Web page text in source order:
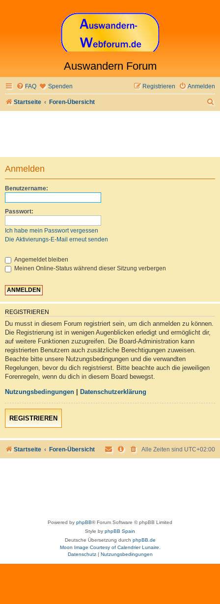
Auswandern Forum
FAQ Spenden Anmelden
Registrieren
Startseite Foren-Übersicht
Anmelden
Benutzername:
Passwort:
Ich habe mein Passwort vergessen
Die Aktivierungs-E-Mail erneut senden
Angemeldet bleiben
Meinen Online-Status während dieser Sitzung verbergen
REGISTRIEREN
Du musst in diesem Forum registriert sein, um dich anmelden zu können.
Die Registrierung ist in wenigen Augenblicken erledigt und ermöglicht dir,
auf weitere Funktionen zuzugreifen. Die Board-Administration kann
registrierten Benutzern auch zusätzliche Berechtigungen zuweisen.
Beachte bitte unsere Nutzungsbedingungen und die verwandten
Regelungen, bevor du dich registrierst. Bitte beachte auch die jeweiligen
Forenregeln, wenn du dich in diesem Board bewegst.
Nutzungsbedingungen Datenschutzerklärung
REGISTRIEREN
Startseite Foren-Übersicht Alle Zeiten sind UTC+02:00
Powered by phpBB® Forum Software © phpBB Limited
Style by phpBB Spain
Deutsche Übersetzung durch phpBB.de
Moon Image Courtesy of Calendrier Lunaire.
Datenschutz| Nutzungsbedingungen